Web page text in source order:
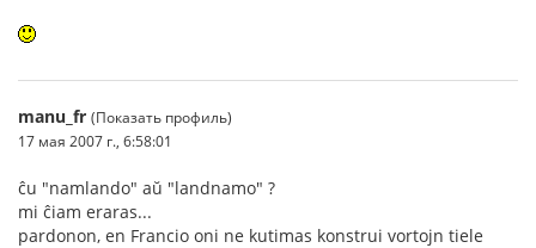
manu_fr (Показать профиль)
17 мая 2007 г., 6:58:01
ĉu "namlando" aŭ "landnamo" ?
mi ĉiam eraras...
pardonon, en Francio oni ne kutimas konstrui vortojn tiele